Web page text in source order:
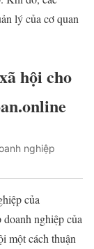
lý của cơ quan
hội cho
nghiệp
của
nghiệp của
một cách thuận